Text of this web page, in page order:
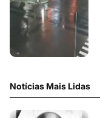
Notícias Mais Lidas